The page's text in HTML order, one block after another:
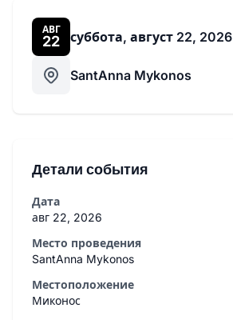
АВГ
22 суббота, август 22, 2026
SantAnna Mykonos
Детали события
Дата
авг 22, 2026
Место проведения
SantAnna Mykonos
Местоположение
Миконос